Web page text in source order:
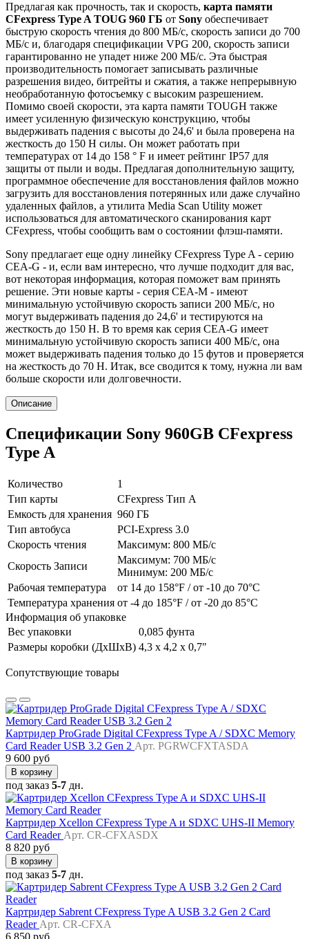
Предлагая как прочность, так и скорость, карта памяти
CFexpress Type A TOUG 960 ГБ от Sony обеспечивает
быструю скорость чтения до 800 МБ/с, скорость записи до 700
МБ/с и, благодаря спецификации VPG 200, скорость записи
гарантированно не упадет ниже 200 МБ/с. Эта быстрая
производительность помогает записывать различные
разрешения видео, битрейты и сжатия, а также непрерывную
необработанную фотосъемку с высоким разрешением.
Помимо своей скорости, эта карта памяти TOUGH также
имеет усиленную физическую конструкцию, чтобы
выдерживать падения с высоты до 24,6' и была проверена на
жесткость до 150 Н силы. Он может работать при
температурах от 14 до 158 ° F и имеет рейтинг IP57 для
защиты от пыли и воды. Предлагая дополнительную защиту,
программное обеспечение для восстановления файлов можно
загрузить для восстановления потерянных или даже случайно
удаленных файлов, а утилита Media Scan Utility может
использоваться для автоматического сканирования карт
CFexpress, чтобы сообщить вам о состоянии флэш-памяти.
Sony предлагает еще одну линейку CFexpress Type A - серию
CEA-G - и, если вам интересно, что лучше подходит для вас,
вот некоторая информация, которая поможет вам принять
решение. Эти новые карты - серия CEA-M - имеют
минимальную устойчивую скорость записи 200 МБ/с, но
могут выдерживать падения до 24,6' и тестируются на
жесткость до 150 Н. В то время как серия CEA-G имеет
минимальную устойчивую скорость записи 400 МБ/с, она
может выдерживать падения только до 15 футов и проверяется
на жесткость до 70 Н. Итак, все сводится к тому, нужна ли вам
больше скорости или долговечности.
Описание
Спецификации Sony 960GB CFexpress
Type A
Количество
1
Тип карты
CFexpress Тип A
Емкость для хранения 960 ГБ
Тип автобуса
PCI-Express 3.0
Скорость чтения
Максимум: 800 МБ/с
Скорость Записи
Максимум: 700 МБ/с
Минимум: 200 МБ/с
Рабочая температура
от 14 до 158°F / от -10 до 70°C
Температура хранения от -4 до 185°F / от -20 до 85°C
Информация об упаковке
Вес упаковки
0,085 фунта
Размеры коробки (ДхШхВ) 4,3 x 4,2 x 0,7"
Сопутствующие товары
Картридер ProGrade Digital CFexpress Type A / SDXC Memory
Card Reader USB 3.2 Gen 2 Арт. PGRWCFXTASDA
9 600 руб
В корзину
под заказ 5-7 дн.
Картридер Xcellon CFexpress Type A и SDXC UHS-II Memory
Card Reader Арт. CR-CFXASDX
8 820 руб
В корзину
под заказ 5-7 дн.
Картридер Sabrent CFexpress Type A USB 3.2 Gen 2 Card
Reader Арт. CR-CFXA
6 850 руб